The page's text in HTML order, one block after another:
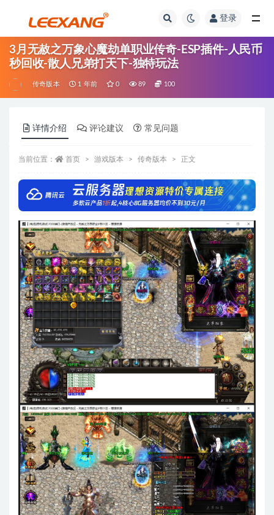
登录
3月无赦之万象心魔劫单职业传奇-ESP插件-人民币
秒回收-散人兄弟打天下-独特玩法
传奇版本 1 年前 0 89 100
详情介绍 评论建议 常见问题
当前位置： 首页 游戏版本 传奇版本 正文